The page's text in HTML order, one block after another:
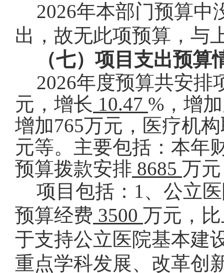
2026年本部门预算中
出，故无此项预算，与
（七）项目支出预算
2026年度预算共安排
元，增长 10.47 %，增
增加765万元，医疗机
元等。主要包括：本年
预算拨款安排 8685 万
项目包括：1、公立
预算经费 3500 万元，
于支持公立医院基本建
重点学科发展、改革创